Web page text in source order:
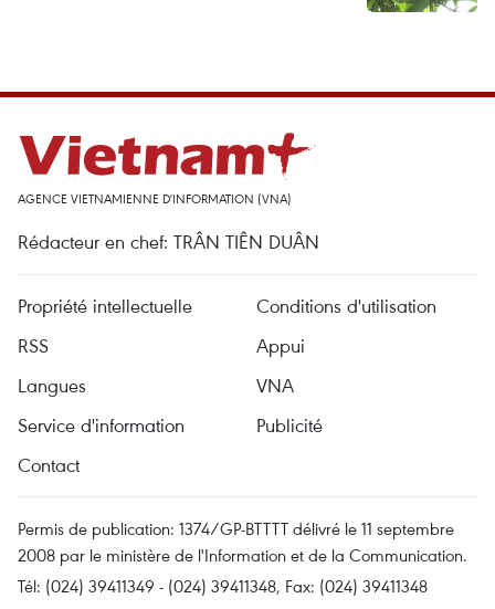
AGENCE VIETNAMIENNE D'INFORMATION (VNA)
Rédacteur en chef: TRÂN TIÊN DUÂN
Propriété intellectuelle
Conditions d'utilisation
RSS
Appui
Langues
VNA
Service d'information
Publicité
Contact
Permis de publication: 1374/GP-BTTTT délivré le 11 septembre
2008 par le ministère de l'Information et de la Communication.
Tél: (024) 39411349 - (024) 39411348, Fax: (024) 39411348